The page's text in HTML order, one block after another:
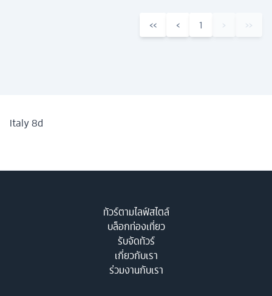
‹‹ ‹ 1 › ››
Italy 8d
ทัวร์ตามไลฟ์สไตล์
บล็อกท่องเที่ยว
รับจัดทัวร์
เกี่ยวกับเรา
ร่วมงานกับเรา